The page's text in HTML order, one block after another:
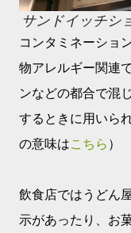
サンドイッチシ
コンタミネーショ
物アレルギー関連
ンなどの都合で混
するときに用いら
の意味はこちら ）
飲食店ではうどん
示があったり、お